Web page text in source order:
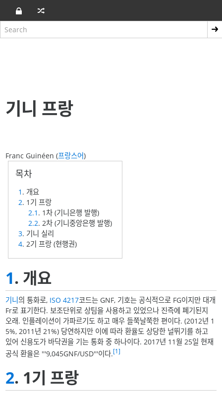
기니 프랑
Franc Guinéen (프랑스어)
1 . 개요
2. 1기 프랑
2.1 . 1차 (기니은행 발행)
2.2. 2차 (기니중앙은행 발행)
3. 기니 실리
4. 2기 프랑 (현행권)
1. 개요
기니의 통화로, ISO 4217코드는 GNF, 기호는 공식적으로 FG이지만 대개
Fr로 표기한다. 보조단위로 상팀을 사용하고 있었으나 진즉에 폐기된지
오래. 인플레이션이 가파르기도 하고 매우 들쭉날쭉한 편이다. (2012년 1
5%, 2011년 21%) 당연하지만 이에 따라 환율도 상당한 널뛰기를 하고
있어 신용도가 바닥권을 기는 통화 중 하나이다. 2017년 11월 25일 현재
공식 환율은 '''9,045GNF/USD'''이다.[1]
2. 1기 프랑